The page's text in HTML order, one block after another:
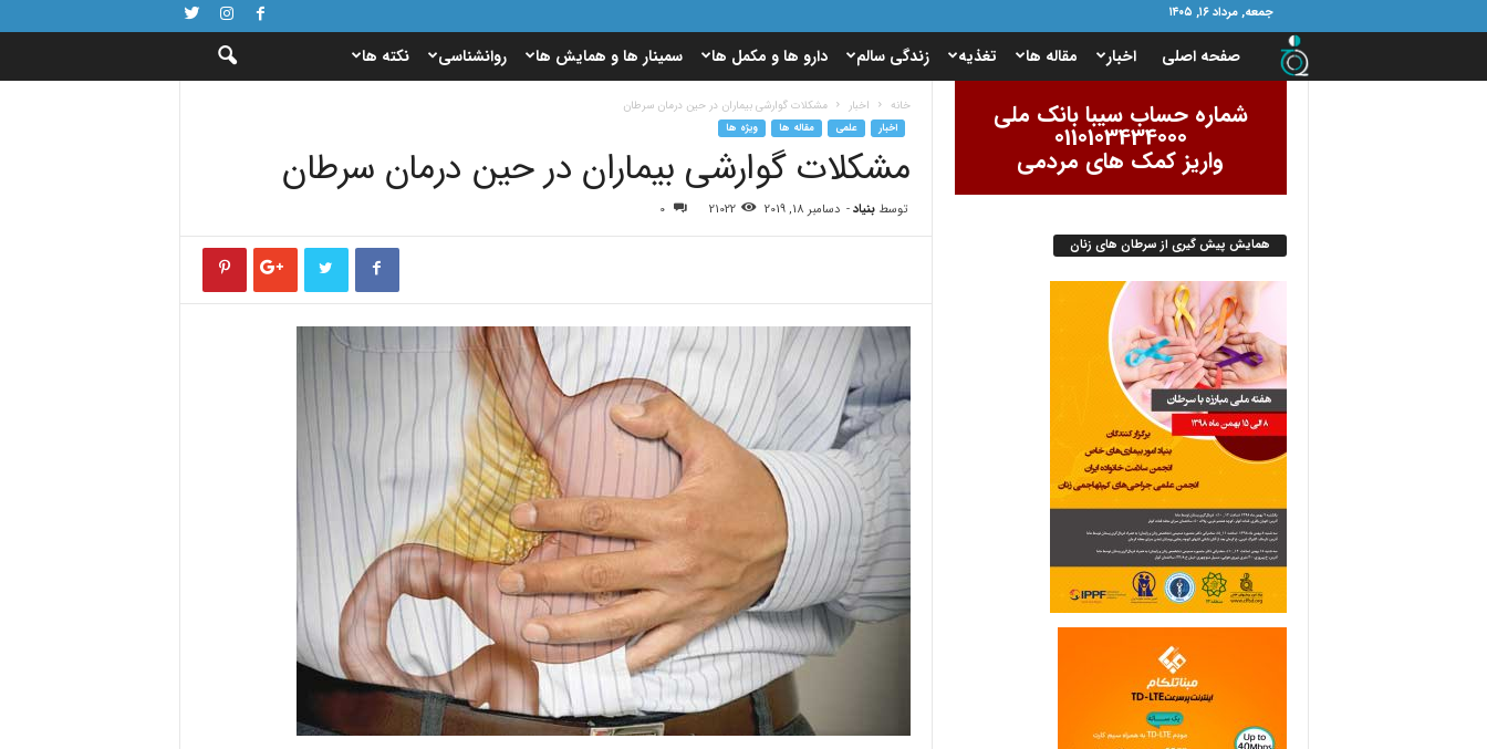
جمعه, مرداد ۱۶, ۱۴۰۵
ا
د
م
و
ر
ی
م
ی
صفحه اصلی اخبار مقاله ها تغذیه زندگی سالم دارو ها و مکمل ها سمینار ها و همایش ها روانشناسی نکته ها
خانه اخبار مشکلات گوارشی بیماران در حین درمان سرطان
اخبار علمی مقاله ها ویژه ها
مشکلات گوارشی بیماران در حین درمان سرطان
توسط بنیاد- دسامبر 18, 2019 21022
0
شماره حساب سیبا بانک ملی
0110103434000
واریز کمک های مردمی
همایش پیش گیری از سرطان های زنان